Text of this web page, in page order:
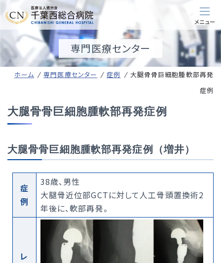
専門医療センター
ホーム 専門医療センター 症例
大腿骨骨巨細胞腫軟部再発
症例
大腿骨骨巨細胞腫軟部再発症例
大腿骨骨巨細胞腫軟部再発症例（増井）
症
例
38歳、男性
大腿骨近位部GCTに対して人工骨頭置換術2
年後に、軟部再発。
レ